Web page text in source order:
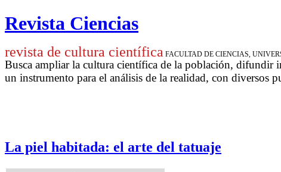
Revista Ciencias
revista de cultura científica FACULTAD DE CIENCIAS,
Busca ampliar la cultura científica de la población, difundir
un instrumento para el análisis de la realidad, con diversos
La piel habitada: el arte del tatuaje